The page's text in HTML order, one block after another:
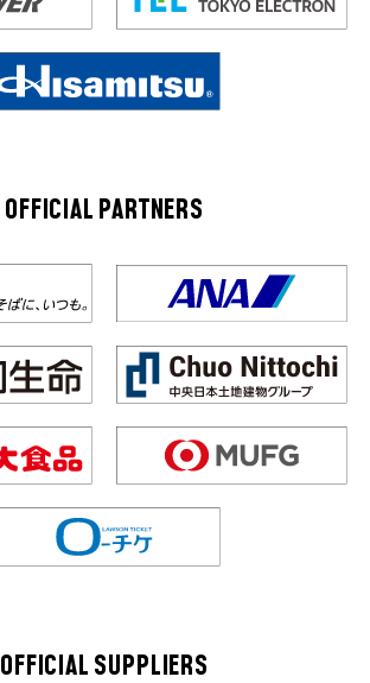
OFFICIAL PARTNERS
OFFICIAL SUPPLIERS